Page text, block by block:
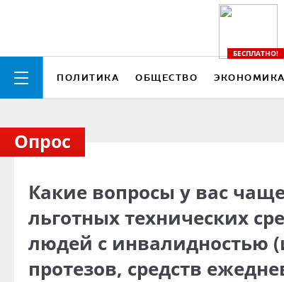
БЕСПЛАТНО!
сайта ПОЛИТИКА ОБЩЕСТВО ЭКОНОМИКА
Опрос
Какие вопросы у вас
льготных технических
людей с инвалидностью
протезов, средств